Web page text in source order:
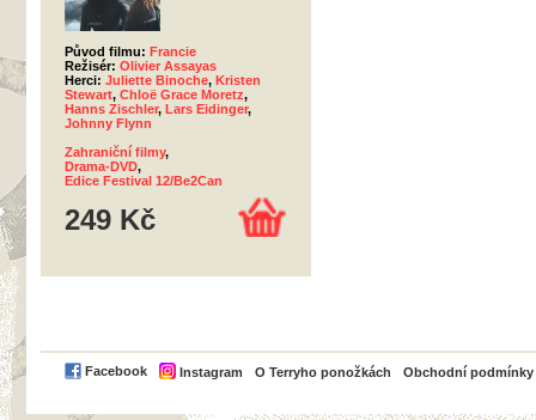
Původ filmu: Francie
Režisér: Olivier Assayas
Herci: Juliette Binoche, Kristen
Stewart, Chloë Grace Moretz,
Hanns Zischler, Lars Eidinger,
Johnny Flynn
Zahraniční filmy,
Drama-DVD,
Edice Festival 12/Be2Can
249 Kč
Facebook Instagram O Terryho ponožkách Obchodní podmínky
PayPal